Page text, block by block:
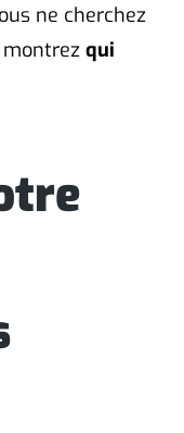
ne cherchez
montrez qui